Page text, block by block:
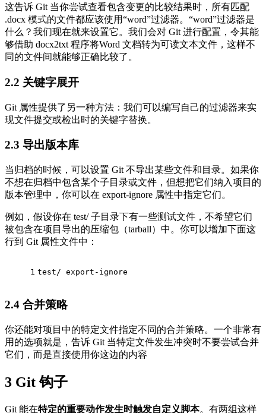
这告诉 Git 当你尝试查看包含变更的比较结果时，所有匹配
.docx 模式的文件都应该使用“word”过滤器。“word”过滤器是
什么？我们现在就来设置它。我们会对 Git 进行配置，令其能
够借助 docx2txt 程序将Word 文档转为可读文本文件，这样不
同的文件间就能够正确比较了。
2.2 关键字展开
Git 属性提供了另一种方法：我们可以编写自己的过滤器来实
现文件提交或检出时的关键字替换。
2.3 导出版本库
当归档的时候，可以设置 Git 不导出某些文件和目录。如果你
不想在归档中包含某个子目录或文件，但想把它们纳入项目的
版本管理中，你可以在 export-ignore 属性中指定它们。
例如，假设你在 test/ 子目录下有一些测试文件，不希望它们
被包含在项目导出的压缩包（tarball）中。你可以增加下面这
行到 Git 属性文件中：
1 test/ export-ignore
2.4 合并策略
你还能对项目中的特定文件指定不同的合并策略。一个非常有
用的选项就是，告诉 Git 当特定文件发生冲突时不要尝试合并
它们，而是直接使用你这边的内容
3 Git 钩子
Git 能在特定的重要动作发生时触发自定义脚本。有两组这样